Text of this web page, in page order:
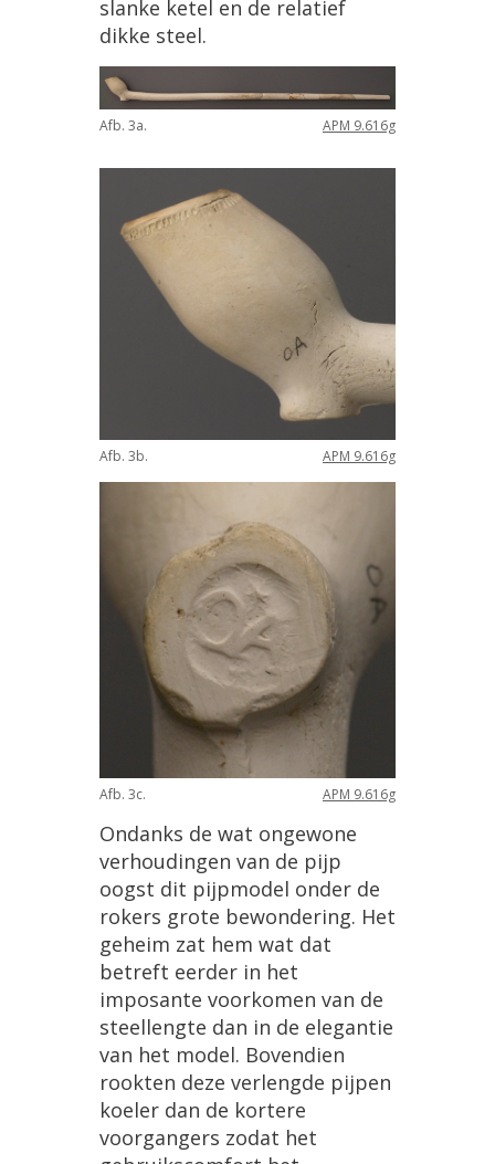
slanke ketel en de relatief
dikke steel.
Afb. 3a. APM 9.616g
Afb. 3b. APM 9.616g
Afb. 3c. APM 9.616g
Ondanks de wat ongewone
verhoudingen van de pijp
oogst dit pijpmodel onder de
rokers grote bewondering. Het
geheim zat hem wat dat
betreft eerder in het
imposante voorkomen van de
steellengte dan in de elegantie
van het model. Bovendien
rookten deze verlengde pijpen
koeler dan de kortere
voorgangers zodat het